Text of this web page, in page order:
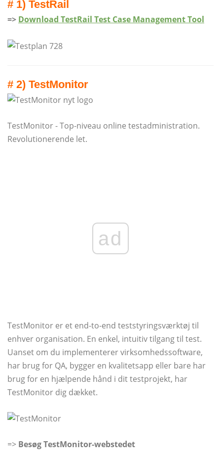
# 1) TestRail
=> Download TestRail Test Case Management Tool
# 2) TestMonitor
TestMonitor - Top-niveau online testadministration.
Revolutionerende let.
ad
TestMonitor er et end-to-end teststyringsværktøj til
enhver organisation. En enkel, intuitiv tilgang til test.
Uanset om du implementerer virksomhedssoftware,
har brug for QA, bygger en kvalitetsapp eller bare har
brug for en hjælpende hånd i dit testprojekt, har
TestMonitor dig dækket.
=> Besøg TestMonitor-webstedet